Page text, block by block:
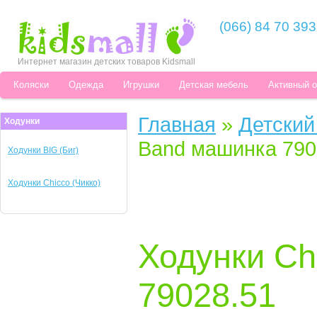
Интернет магазин детских товаров Kidsmall
(066) 84 70 393
Коляски Одежда Игрушки Детская мебель Активный
Ходунки
Ходунки BIG (Биг)
Ходунки Chicco (Чикко)
Главная »
Band машинка
Ходунки
79028.51